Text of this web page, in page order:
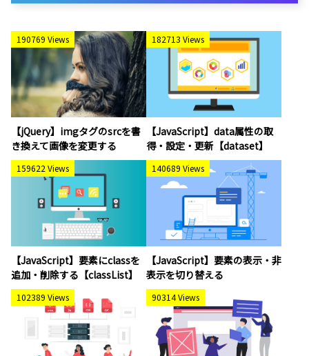
190769 Views
【jQuery】imgタグのsrcを書
き換えて画像を変更する
182713 Views
【JavaScript】data属性の取
得・設定・更新【dataset】
159622 Views
【JavaScript】要素にclassを
追加・削除する【classList】
140689 Views
【JavaScript】要素の表示・非
表示を切り替える
102389 Views 90314 Views